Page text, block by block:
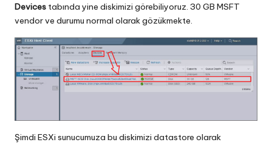
Devices tabında yine diskimizi görebiliyoruz. 30 GB MSFT
vendor ve durumu normal olarak gözükmekte.
Şimdi ESXi sunucumuza bu diskimizi datastore olarak